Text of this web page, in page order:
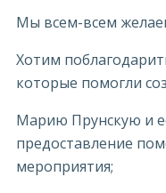
Мы всем-всем
Хотим
которые помогли
Марию Прунскую и
предоставление
мероприятия;